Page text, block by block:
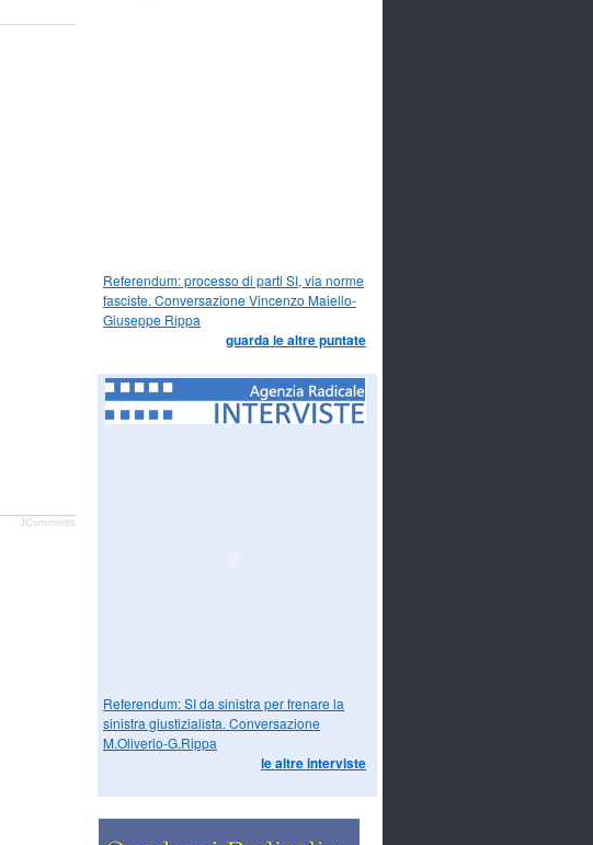
JComments
Referendum: processo di parti SI, via norme
fasciste. Conversazione Vincenzo Maiello-
Giuseppe Rippa
guarda le altre puntate
Referendum: SI da sinistra per frenare la
sinistra giustizialista. Conversazione
M.Oliverio-G.Rippa
le altre interviste